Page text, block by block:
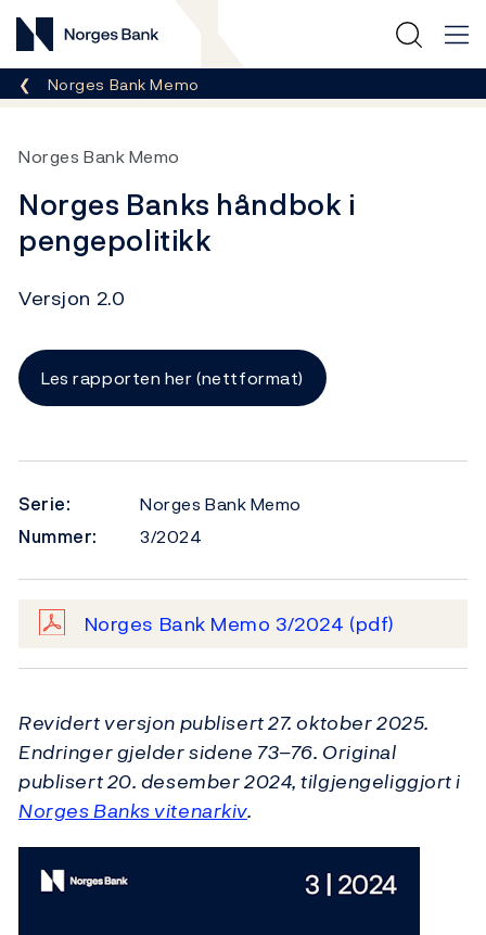
Norges Bank
Her er du nå:
Norges Bank Memo
Norges Bank Memo
Norges Banks håndbok i
pengepolitikk
Versjon 2.0
Les rapporten her (nettformat)
Serie:
Norges Bank Memo
Nummer:
3/2024
Norges Bank Memo 3/2024 (pdf)
Revidert versjon publisert 27. oktober 2025.
Endringer gjelder sidene 73–76. Original
publisert 20. desember 2024, tilgjengeliggjort i
Norges Banks vitenarkiv.